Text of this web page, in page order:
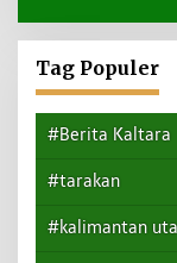
Tag Populer
#Berita Kaltara
#tarakan
#kalimantan